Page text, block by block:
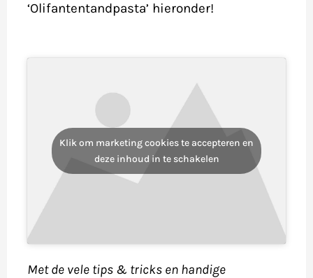
‘Olifantentandpasta’ hieronder!
Klik om marketing cookies te accepteren en
deze inhoud in te schakelen
Met de vele tips & tricks en handige